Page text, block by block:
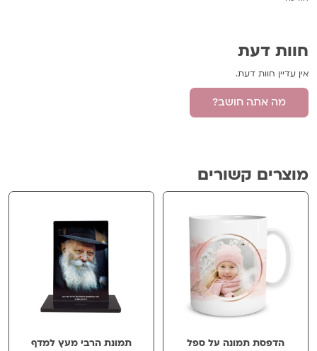
חוות דעת
אין עדיין חוות דעת.
מה אתה חושב?
הביקורת שלך*
אימייל*
מוצרים קשורים
הדפסת תמונה על ספל תמונת הרבי מעץ למדף